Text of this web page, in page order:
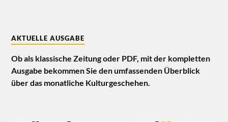
AKTUELLE AUSGABE
Ob als klassische Zeitung oder PDF, mit der kompletten
Ausgabe bekommen Sie den umfassenden Überblick
über das monatliche Kulturgeschehen.